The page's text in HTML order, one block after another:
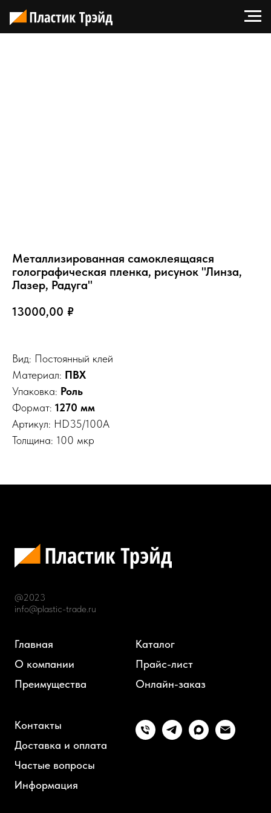
Металлизированная самоклеящаяся
голографическая пленка, рисунок "Линза,
Лазер, Радуга"
13000,00 ₽
Вид: Постоянный клей
Материал: ПВХ
Упаковка: Роль
Формат: 1270 мм
Артикул: HD35/100A
Толщина: 100 мкр
@2023
info@plastic-trade.ru
Главная
О компании
Преимущества
Каталог
Прайс-лист
Онлайн-заказ
Контакты
Доставка и оплата
Частые вопросы
Информация